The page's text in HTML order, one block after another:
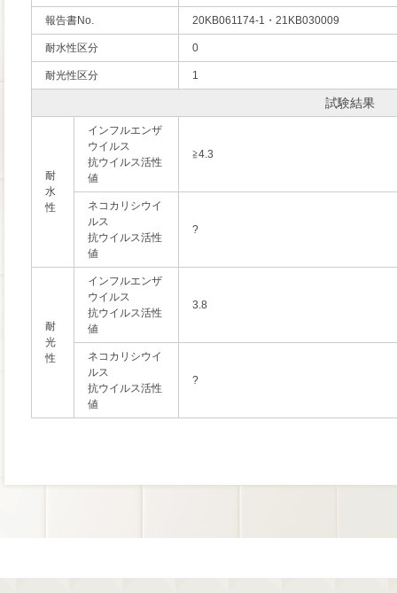
報告書No. 20KB061174-1・21KB030009
耐水性区分 0
耐光性区分 1
試験結果
耐
水
性
インフルエンザ
ウイルス
抗ウイルス活性
値
≧4.3
ネコカリシウイ
ルス
抗ウイルス活性
値
?
耐
光
性
インフルエンザ
ウイルス
抗ウイルス活性
値
3.8
ネコカリシウイ
ルス
抗ウイルス活性
値
?